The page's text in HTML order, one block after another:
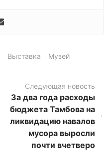
Выставка Музей
Следующая новость
За два года расходы
бюджета Тамбова на
ликвидацию навалов
мусора выросли
почти вчетверо